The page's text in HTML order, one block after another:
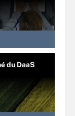
du DaaS